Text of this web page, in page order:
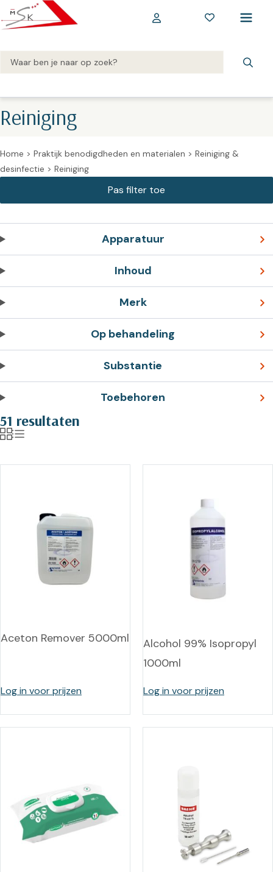
Reiniging
Home > Praktijk benodigdheden en materialen > Reiniging &
desinfectie > Reiniging
Apparatuur
Inhoud
Merk
Op behandeling
Substantie
Toebehoren
51 resultaten
Aceton Remover 5000ml
Log in voor prijzen
Alcohol 99% Isopropyl
1000ml
Log in voor prijzen